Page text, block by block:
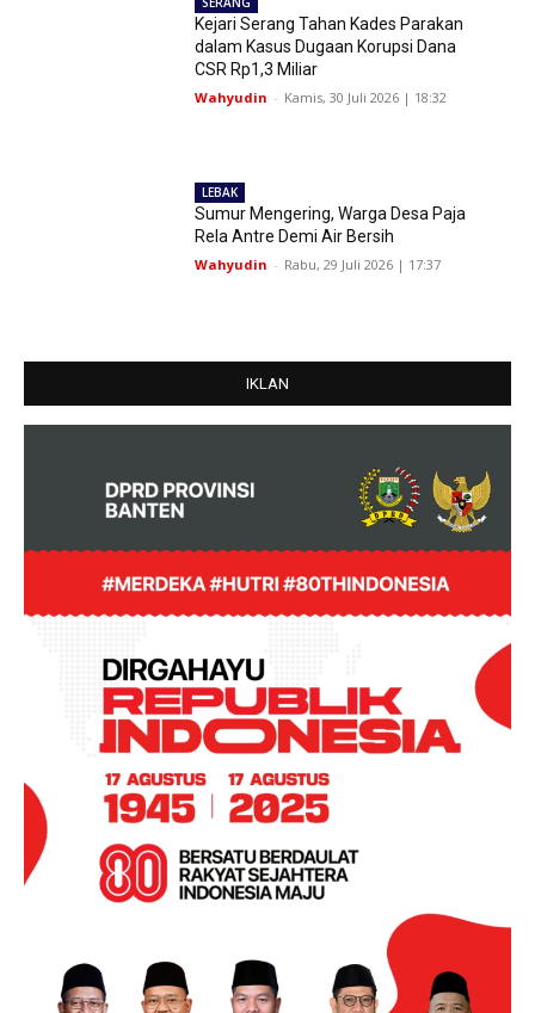
Kejari Serang Tahan Kades Parakan
dalam Kasus Dugaan Korupsi Dana
CSR Rp1,3 Miliar
Wahyudin - Kamis, 30 Juli 2026 | 18:32
LEBAK
Sumur Mengering, Warga Desa Paja
Rela Antre Demi Air Bersih
Wahyudin - Rabu, 29 Juli 2026 | 17:37
IKLAN